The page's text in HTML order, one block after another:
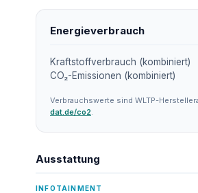
Energieverbrauch
Kraftstoffverbrauch (kombiniert)
CO₂-Emissionen (kombiniert)
Verbrauchswerte sind WLTP-
dat.de/co2.
Ausstattung
INFOTAINMENT